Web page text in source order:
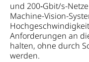
und 200‑Gbit/s-
Machine-Vision-
Anforderungen an
halten, ohne durch
werden.